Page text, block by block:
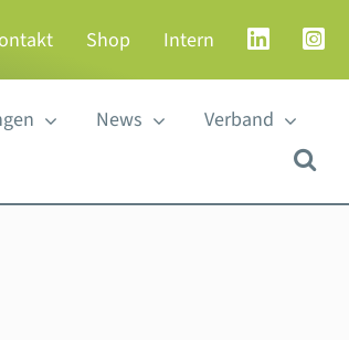
Shop Intern
News Verband